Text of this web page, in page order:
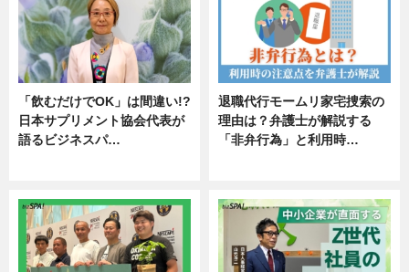
「飲むだけでOK」は間違い!?
日本サプリメント協会代表が
語るビジネスパ…
退職代行モームリ家宅捜索の
理由は？弁護士が解説する
「非弁行為」と利用時…